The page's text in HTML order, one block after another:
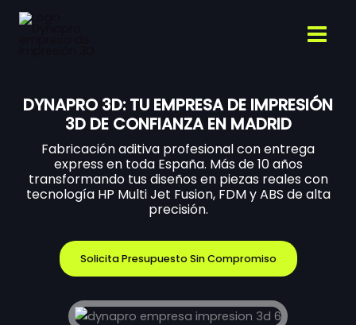
DYNAPRO 3D: TU EMPRESA DE IMPRESIÓN
3D DE CONFIANZA EN MADRID
Fabricación aditiva profesional con entrega
express en toda España. Más de 10 años
transformando tus diseños en piezas reales con
tecnología HP Multi Jet Fusion, FDM y ABS de alta
precisión.
Solicita Presupuesto Sin Compromiso